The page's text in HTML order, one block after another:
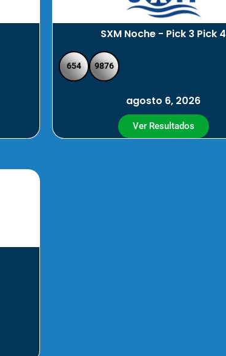
SXM Noche - Pick 3 Pick 4
654 9876
agosto 6, 2026
Ver Resultados